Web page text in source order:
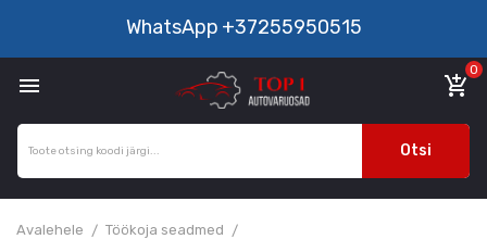
WhatsApp +37255950515
 add_shopping_cart
0
Otsi
Avalehele
Töökoja seadmed